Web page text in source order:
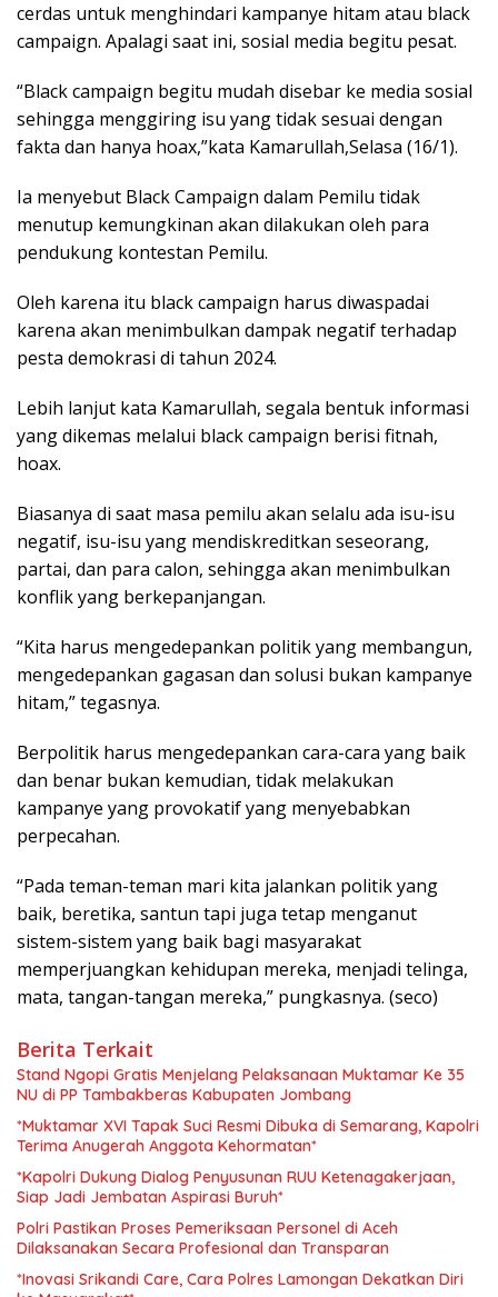
cerdas untuk menghindari kampanye hitam atau black
campaign. Apalagi saat ini, sosial media begitu pesat.
“Black campaign begitu mudah disebar ke media sosial
sehingga menggiring isu yang tidak sesuai dengan
fakta dan hanya hoax,”kata Kamarullah,Selasa (16/1).
Ia menyebut Black Campaign dalam Pemilu tidak
menutup kemungkinan akan dilakukan oleh para
pendukung kontestan Pemilu.
Oleh karena itu black campaign harus diwaspadai
karena akan menimbulkan dampak negatif terhadap
pesta demokrasi di tahun 2024.
Lebih lanjut kata Kamarullah, segala bentuk informasi
yang dikemas melalui black campaign berisi fitnah,
hoax.
Biasanya di saat masa pemilu akan selalu ada isu-isu
negatif, isu-isu yang mendiskreditkan seseorang,
partai, dan para calon, sehingga akan menimbulkan
konflik yang berkepanjangan.
“Kita harus mengedepankan politik yang membangun,
mengedepankan gagasan dan solusi bukan kampanye
hitam,” tegasnya.
Berpolitik harus mengedepankan cara-cara yang baik
dan benar bukan kemudian, tidak melakukan
kampanye yang provokatif yang menyebabkan
perpecahan.
“Pada teman-teman mari kita jalankan politik yang
baik, beretika, santun tapi juga tetap menganut
sistem-sistem yang baik bagi masyarakat
memperjuangkan kehidupan mereka, menjadi telinga,
mata, tangan-tangan mereka,” pungkasnya. (seco)
Berita Terkait
Stand Ngopi Gratis Menjelang Pelaksanaan Muktamar Ke 35
NU di PP Tambakberas Kabupaten Jombang
*Muktamar XVI Tapak Suci Resmi Dibuka di Semarang, Kapolri
Terima Anugerah Anggota Kehormatan*
*Kapolri Dukung Dialog Penyusunan RUU Ketenagakerjaan,
Siap Jadi Jembatan Aspirasi Buruh*
Polri Pastikan Proses Pemeriksaan Personel di Aceh
Dilaksanakan Secara Profesional dan Transparan
*Inovasi Srikandi Care, Cara Polres Lamongan Dekatkan Diri